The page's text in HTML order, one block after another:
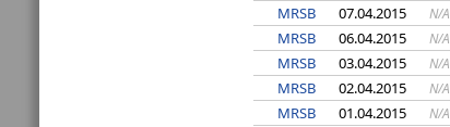
MRSB
07.04.2015 N/A
MRSB
06.04.2015 N/A
MRSB
03.04.2015 N/A
MRSB
02.04.2015 N/A
MRSB
01.04.2015 N/A